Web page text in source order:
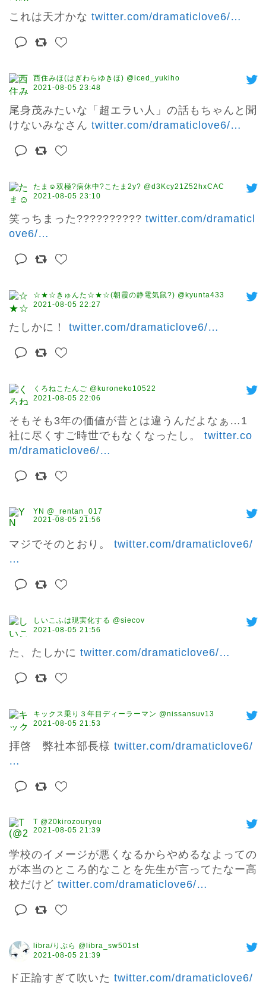
これは天才かな twitter.com/dramaticlove6/…
西住みほ(はぎわらゆきほ) @iced_yukiho
2021-08-05 23:48
尾身茂みたいな「超エラい人」の話もちゃんと聞
けないみなさん twitter.com/dramaticlove6/…
たま☺︎双極?病休中?こたま2y? @d3Kcy21Z52hxCAC
2021-08-05 23:10
笑っちまった?????????? twitter.com/dramaticl
ove6/…
☆★☆きゅんた☆★☆(朝霞の静電気鼠?) @kyunta433
2021-08-05 22:27
たしかに！ twitter.com/dramaticlove6/…
くろねこたんご @kuroneko10522
2021-08-05 22:06
そもそも3年の価値が昔とは違うんだよなぁ…1
社に尽くすご時世でもなくなったし。 twitter.co
m/dramaticlove6/…
YN @_rentan_017
2021-08-05 21:56
マジでそのとおり。 twitter.com/dramaticlove6/
…
しいこふは現実化する @siecov
2021-08-05 21:56
た、たしかに twitter.com/dramaticlove6/…
キックス乗り３年目ディーラーマン @nissansuv13
2021-08-05 21:53
拝啓　弊社本部長様 twitter.com/dramaticlove6/
…
T @20kirozouryou
2021-08-05 21:39
学校のイメージが悪くなるからやめるなよっての
が本当のところ的なことを先生が言ってたなー高
校だけど twitter.com/dramaticlove6/…
libra/りぶら @libra_sw501st
2021-08-05 21:39
ド正論すぎて吹いた twitter.com/dramaticlove6/